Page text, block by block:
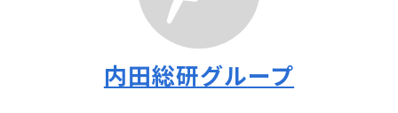
内田総研グループ